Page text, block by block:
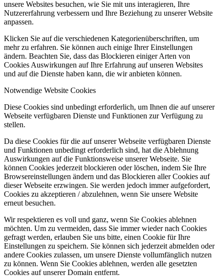
unsere Websites besuchen, wie Sie mit uns interagieren, Ihre
Nutzererfahrung verbessern und Ihre Beziehung zu unserer Website
anpassen.
Klicken Sie auf die verschiedenen Kategorienüberschriften, um
mehr zu erfahren. Sie können auch einige Ihrer Einstellungen
ändern. Beachten Sie, dass das Blockieren einiger Arten von
Cookies Auswirkungen auf Ihre Erfahrung auf unseren Websites
und auf die Dienste haben kann, die wir anbieten können.
Notwendige Website Cookies
Diese Cookies sind unbedingt erforderlich, um Ihnen die auf unserer
Webseite verfügbaren Dienste und Funktionen zur Verfügung zu
stellen.
Da diese Cookies für die auf unserer Webseite verfügbaren Dienste
und Funktionen unbedingt erforderlich sind, hat die Ablehnung
Auswirkungen auf die Funktionsweise unserer Webseite. Sie
können Cookies jederzeit blockieren oder löschen, indem Sie Ihre
Browsereinstellungen ändern und das Blockieren aller Cookies auf
dieser Webseite erzwingen. Sie werden jedoch immer aufgefordert,
Cookies zu akzeptieren / abzulehnen, wenn Sie unsere Website
erneut besuchen.
Wir respektieren es voll und ganz, wenn Sie Cookies ablehnen
möchten. Um zu vermeiden, dass Sie immer wieder nach Cookies
gefragt werden, erlauben Sie uns bitte, einen Cookie für Ihre
Einstellungen zu speichern. Sie können sich jederzeit abmelden oder
andere Cookies zulassen, um unsere Dienste vollumfänglich nutzen
zu können. Wenn Sie Cookies ablehnen, werden alle gesetzten
Cookies auf unserer Domain entfernt.